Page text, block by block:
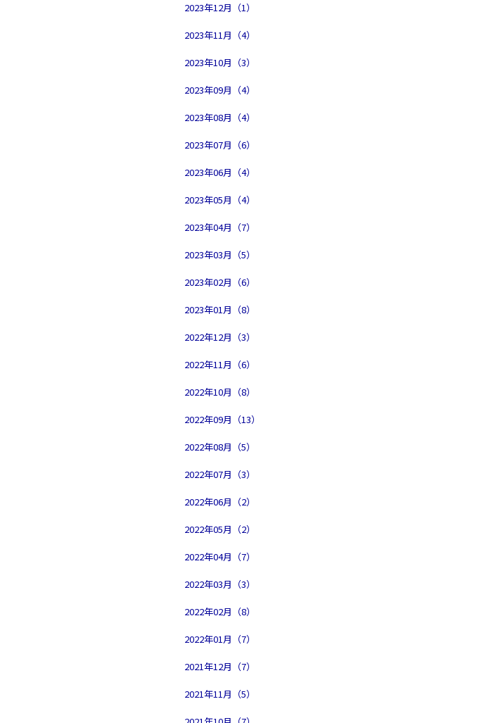
2023年12月（1）
2023年11月（4）
2023年10月（3）
2023年09月（4）
2023年08月（4）
2023年07月（6）
2023年06月（4）
2023年05月（4）
2023年04月（7）
2023年03月（5）
2023年02月（6）
2023年01月（8）
2022年12月（3）
2022年11月（6）
2022年10月（8）
2022年09月（13）
2022年08月（5）
2022年07月（3）
2022年06月（2）
2022年05月（2）
2022年04月（7）
2022年03月（3）
2022年02月（8）
2022年01月（7）
2021年12月（7）
2021年11月（5）